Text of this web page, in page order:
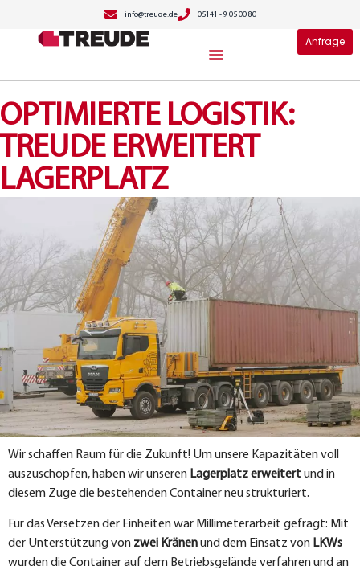
info@treude.de 05141 - 9 05 00 80
Anfrage
OPTIMIERTE LOGISTIK:
TREUDE ERWEITERT
LAGERPLATZ
Wir schaffen Raum für die Zukunft! Um unsere Kapazitäten voll
auszuschöpfen, haben wir unseren Lagerplatz erweitertund in
diesem Zuge die bestehenden Container neu strukturiert.
Für das Versetzen der Einheiten war Millimeterarbeit gefragt: Mit
der Unterstützung von zwei Kränenund dem Einsatz von LKWs
wurden die Container auf dem Betriebsgelände verfahren und an